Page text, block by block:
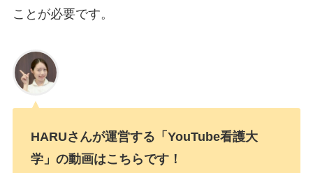
ことが必要です。
HARUさんが運営する「YouTube看護大
学」の動画はこちらです！